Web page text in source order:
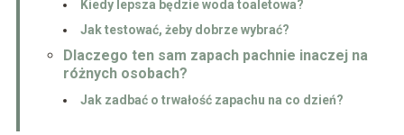
Kiedy lepsza będzie woda toaletowa?
Jak testować, żeby dobrze wybrać?
Dlaczego ten sam zapach pachnie inaczej na
różnych osobach?
Jak zadbać o trwałość zapachu na co dzień?